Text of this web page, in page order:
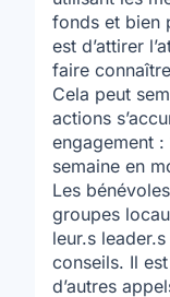
fonds et bien
est d’attirer
faire
Cela peut
actions
engagement :
semaine en
Les
groupes
leur.s
conseils. Il
d’autres